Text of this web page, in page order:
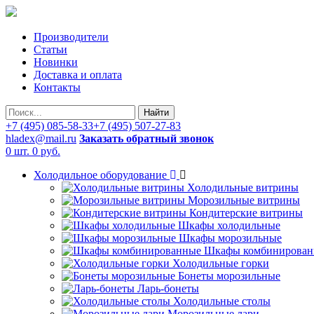
Производители
Статьи
Новинки
Доставка и оплата
Контакты
Найти
+7 (495) 085-58-33+7 (495) 507-27-83
hladex@mail.ru Заказать обратный звонок
0 шт. 0 руб.
Холодильное оборудование
Холодильные витрины
Морозильные витрины
Кондитерские витрины
Шкафы холодильные
Шкафы морозильные
Шкафы
Холодильные горки
Бонеты морозильные
Ларь-бонеты
Холодильные столы